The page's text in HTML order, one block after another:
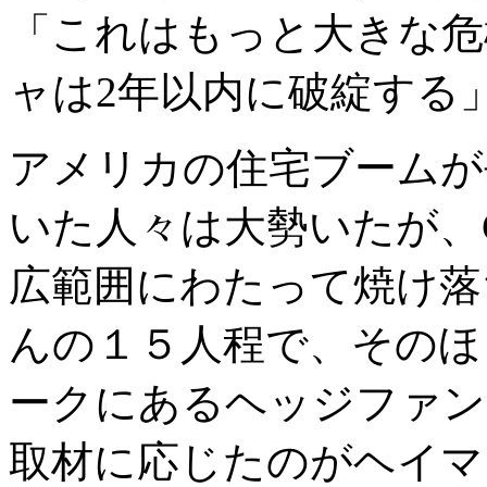
「これはもっと大きな
ャは2年以内に破綻する
アメリカの住宅ブーム
いた人々は大勢いたが
広範囲にわたって焼け
んの１５人程で、その
ークにあるヘッジファ
取材に応じたのがヘイ